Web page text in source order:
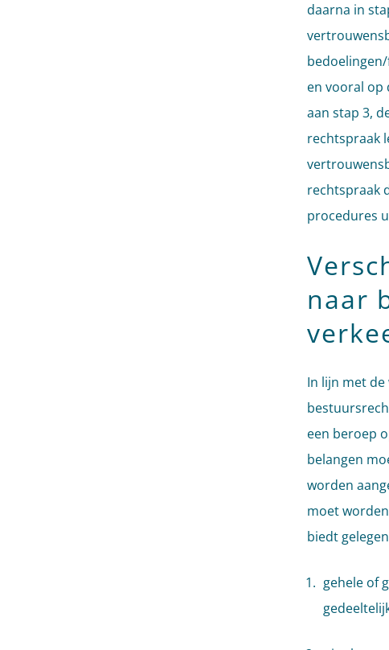
daarna in
en vooral op
aan stap 3,
rechtspraak
rechtspraak
procedures
naar
In lijn met
een beroep
belangen
worden
moet
biedt
gehele of